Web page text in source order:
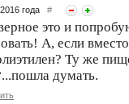
года #
это и
А, если
Ту же
думать.